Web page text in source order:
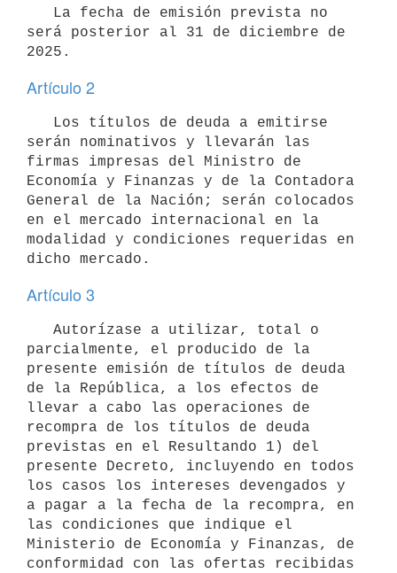
será posterior al 31 de diciembre de
Artículo 2
serán nominativos y llevarán las
firmas impresas del Ministro de
Economía y Finanzas y de la Contadora
General de la Nación; serán colocados
en el mercado internacional en la
modalidad y condiciones requeridas en
Artículo 3
parcialmente, el producido de la
presente emisión de títulos de deuda
de la República, a los efectos de
llevar a cabo las operaciones de
recompra de los títulos de deuda
previstas en el Resultando 1) del
presente Decreto, incluyendo en todos
los casos los intereses devengados y
a pagar a la fecha de la recompra, en
las condiciones que indique el
Ministerio de Economía y Finanzas, de
conformidad con las ofertas recibidas